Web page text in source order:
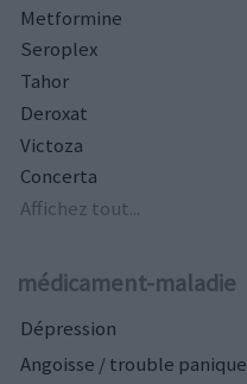
Metformine
Seroplex
Tahor
Deroxat
Victoza
Concerta
Affichez tout...
médicament-maladie
Dépression
Angoisse / trouble panique